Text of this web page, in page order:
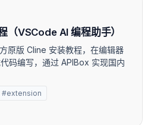
（VSCode AI 编程助手）
原版 Cline 安装教程，在编辑器
码编写，通过 APIBox 实现国内
#extension